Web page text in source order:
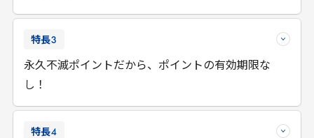
特長3
永久不滅ポイントだから、ポイントの有効期限な
し！
特長4